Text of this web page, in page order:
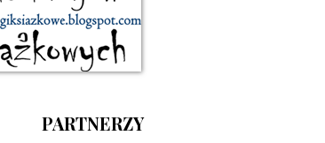
PARTNERZY